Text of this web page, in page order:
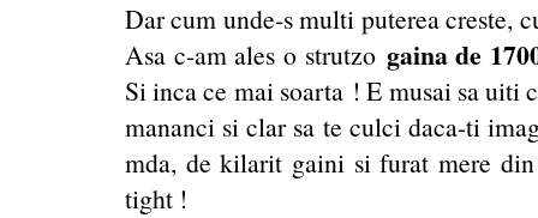
Dar cum unde-s multi puterea creste,
Asa c-am ales o strutzo gaina de
Si inca ce mai soarta ! E musai sa uiti
mananci si clar sa te culci daca-ti
mda, de kilarit gaini si furat mere
tight !